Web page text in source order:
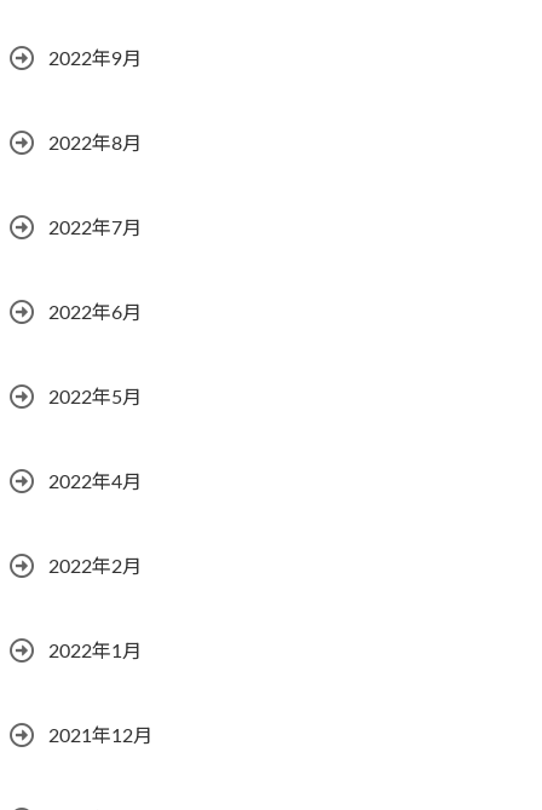
2022年9月
2022年8月
2022年7月
2022年6月
2022年5月
2022年4月
2022年2月
2022年1月
2021年12月